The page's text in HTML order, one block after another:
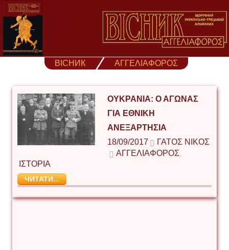
Skip
content
ВІСНИК ΑΓΓΕΛΙΑΦΟΡΟΣ
ΟΥΚΡΑΝΙΑ: Ο ΑΓΩΝΑΣ
ΓΙΑ ΕΘΝΙΚΗ
ΑΝΕΞΑΡΤΗΣΙΑ
18/09/2017
ΓΑΤΟΣ ΝΙΚΟΣ
ΑΓΓΕΛΙΑΦΟΡΟΣ
ΙΣΤΟΡΙΑ
ЧИТАТИ...